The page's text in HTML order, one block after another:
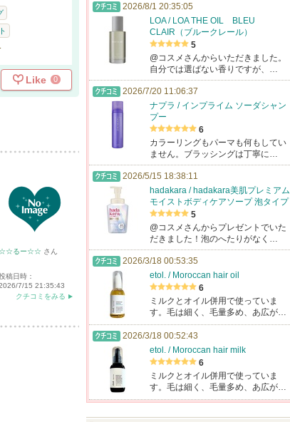
Like 0
☆☆るー☆☆ さん
稿日時：
7/15 21:35:43
クチコミをみる
2026/8/1 20:35:05
LOA / LOA THE OIL BLEU
CLAIR（ブルークレール）
5
@コスメさんからいただきました。
自分では選ばない香りですが、…
2026/7/20 11:06:37
ナプラ / インプライム ソーダシャン
プー
6
カラーリングもパーマも何もしてい
ません。ブラッシングは丁寧に…
2026/5/15 18:38:11
hadakara / hadakara美肌プレミアム
モイストボディケアソープ 泡タイプ
5
@コスメさんからプレゼントでいた
だきました！泡のへたりがなく…
2026/3/18 00:53:35
etol. / Moroccan hair oil
6
ミルクとオイル併用で使っていま
す。毛は細く、毛量多め、あ広が…
2026/3/18 00:52:43
etol. / Moroccan hair milk
6
ミルクとオイル併用で使っていま
す。毛は細く、毛量多め、あ広が…